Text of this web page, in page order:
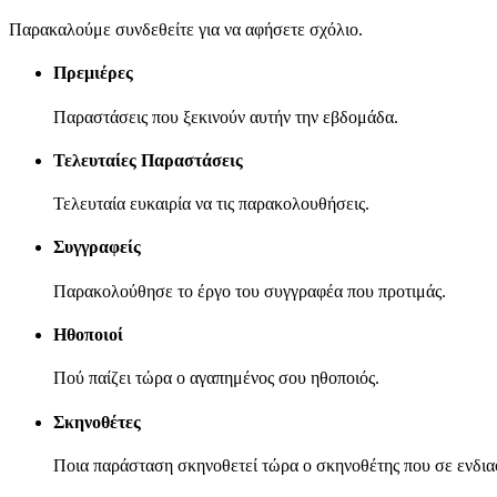
Παρακαλούμε συνδεθείτε για να αφήσετε σχόλιο.
Πρεμιέρες
Παραστάσεις που ξεκινούν αυτήν την εβδομάδα.
Τελευταίες Παραστάσεις
Τελευταία ευκαιρία να τις παρακολουθήσεις.
Συγγραφείς
Παρακολούθησε το έργο του συγγραφέα που προτιμάς.
Ηθοποιοί
Πού παίζει τώρα ο αγαπημένος σου ηθοποιός.
Σκηνοθέτες
Ποια παράσταση σκηνοθετεί τώρα ο σκηνοθέτης που σε